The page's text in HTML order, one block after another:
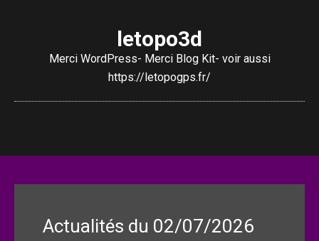
letopo3d
Merci WordPress- Merci Blog Kit- voir aussi
https://letopogps.fr/
Actualités du 02/07/2026